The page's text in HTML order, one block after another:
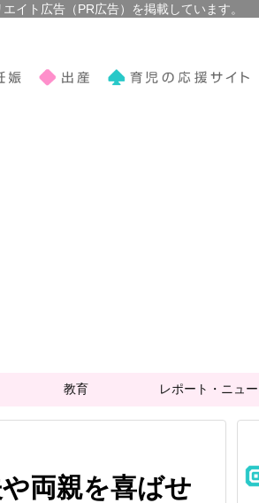
教育 レポート・ニュ
両親を喜ばせ